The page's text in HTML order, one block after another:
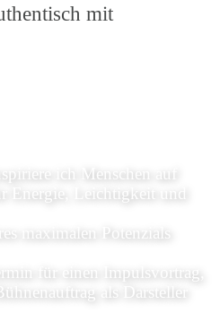
mit
ich Menschen auf
Energie, Leichtigkeit und
maximalen Potenzials
für einen Impulsvortrag,
als Darsteller